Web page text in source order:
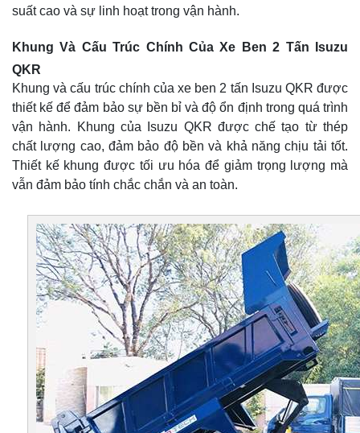
suất cao và sự linh hoạt trong vận hành.
Khung Và Cấu Trúc Chính Của Xe Ben 2 Tấn Isuzu
QKR
Khung và cấu trúc chính của xe ben 2 tấn Isuzu QKR được
thiết kế để đảm bảo sự bền bỉ và độ ổn định trong quá trình
vận hành. Khung của Isuzu QKR được chế tạo từ thép
chất lượng cao, đảm bảo độ bền và khả năng chịu tải tốt.
Thiết kế khung được tối ưu hóa để giảm trọng lượng mà
vẫn đảm bảo tính chắc chắn và an toàn.